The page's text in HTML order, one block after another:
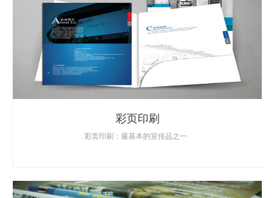
彩页印刷
彩页印刷：最基本的宣传品之一